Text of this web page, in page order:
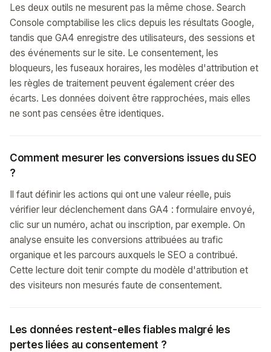
Les deux outils ne mesurent pas la même chose. Search
Console comptabilise les clics depuis les résultats Google,
tandis que GA4 enregistre des utilisateurs, des sessions et
des événements sur le site. Le consentement, les
bloqueurs, les fuseaux horaires, les modèles d'attribution et
les règles de traitement peuvent également créer des
écarts. Les données doivent être rapprochées, mais elles
ne sont pas censées être identiques.
Comment mesurer les conversions issues du SEO
?
Il faut définir les actions qui ont une valeur réelle, puis
vérifier leur déclenchement dans GA4 : formulaire envoyé,
clic sur un numéro, achat ou inscription, par exemple. On
analyse ensuite les conversions attribuées au trafic
organique et les parcours auxquels le SEO a contribué.
Cette lecture doit tenir compte du modèle d'attribution et
des visiteurs non mesurés faute de consentement.
Les données restent-elles fiables malgré les
pertes liées au consentement ?